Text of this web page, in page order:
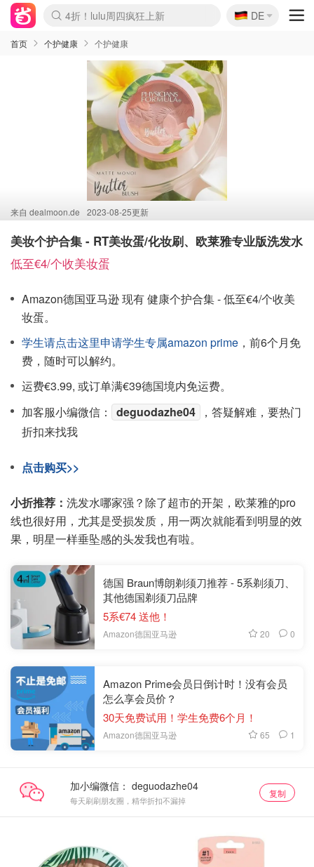
Boticinal 夏促开抢！
4折！lulu周四疯狂上新
还没结束！&OtherStories大促
Joybuy变相75折 随时失效
速领！Stanley独家85折
疑似霸哥！Camper额外叠85折
Zalando 奥莱闪促！每日更新
Moncler反季囤！5折起+叠9折
Coach Brooklyn仅€192
🇩🇪
DE
首页 个护健康 个护健康
来自 dealmoon.de 2023-08-25更新
美妆个护合集 - RT美妆蛋/化妆刷、欧莱雅专业版洗发水
低至€4/个收美妆蛋
Amazon德国亚马逊 现有 健康个护合集 - 低至€4/个收美
妆蛋。
学生请点击这里申请学生专属amazon prime ，前6个月免
费，随时可以解约。
运费€3.99, 或订单满€39德国境内免运费。
加客服小编微信：
deguodazhe04
，答疑解难，要热门
折扣来找我
点击购买>>
小折推荐： 洗发水哪家强？除了超市的开架，欧莱雅的pro
线也很好用，尤其是受损发质，用一两次就能看到明显的效
果，明星一样垂坠感的头发我也有啦。
德国 Braun博朗剃须刀推荐 - 5系剃须刀、
其他德国剃须刀品牌
5系€74 送他！
Amazon德国亚马逊 20 0
Amazon Prime会员日倒计时！没有会员
怎么享会员价？
30天免费试用！学生免费6个月！
Amazon德国亚马逊 65 1
加小编微信：
每天刷刷朋友圈，精华折扣不漏掉
复制